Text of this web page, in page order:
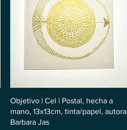
Objetivo | Cel | Postal, hecha a
mano, 13x13cm, tinta/papel, autora
Barbara Jas